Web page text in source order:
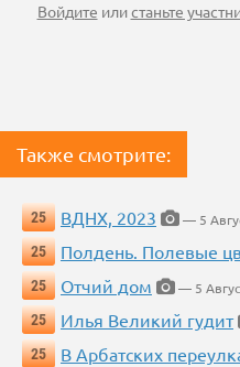
Войдите илистаньте
Также смотрите:
25 ВДНХ, 2023
— 5
25
Полдень. Полевые
25
Отчий дом
— 5
25
Илья Великий гудит
25
В Арбатских